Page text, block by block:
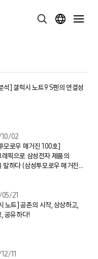
석] 갤럭시 노트9 S펜의 연결성
02
모로우 매거진 100호]
래픽으로 삼성전자 제품의
말하다 (삼성투모로우 매거진
21
노트] 공존의 시작, 상상하고,
공유하다!
11